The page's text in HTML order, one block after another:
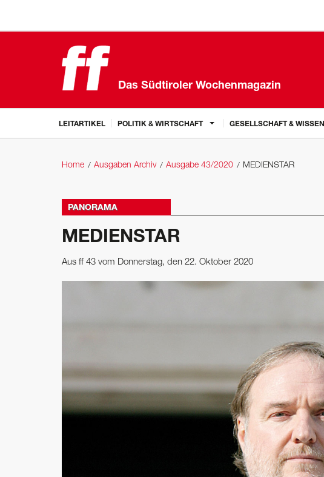
Das Südtiroler Wochenmagazin
LEITARTIKEL POLITIK & WIRTSCHAFT GESELLSCHAFT & WISSEN
Home Ausgaben Archiv Ausgabe 43/2020 MEDIENSTAR
PANORAMA
MEDIENSTAR
Aus ff 43 vom Donnerstag, den 22. Oktober 2020